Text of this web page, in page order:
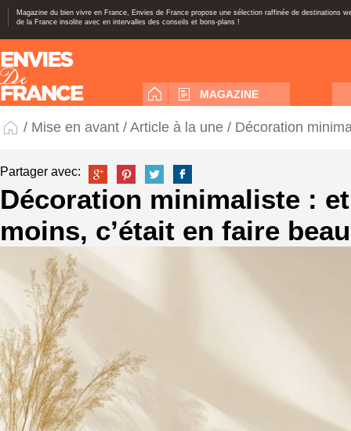
Magazine du bien vivre en France, Envies de France propose une sélection raffinée de destinations
de la France insolite avec en intervalles des conseils et bons-plans !
MAGAZINE
/ Mise en avant / Article à la une / Décoration
Partager avec:
Décoration minimaliste :
moins, c’était en faire